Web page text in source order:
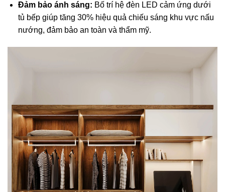
Đảm bảo ánh sáng: Bố trí hệ đèn LED cảm ứng dưới
tủ bếp giúp tăng 30% hiệu quả chiếu sáng khu vực nấu
nướng, đảm bảo an toàn và thẩm mỹ.